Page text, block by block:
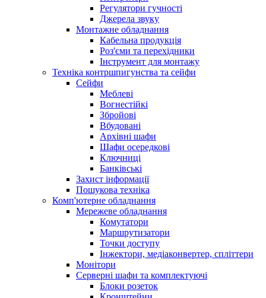
Регулятори гучності
Джерела звуку
Монтажне обладнання
Кабельна продукція
Роз'єми та перехідники
Інструмент для монтажу
Техніка контршпигунства та сейфи
Сейфи
Меблеві
Вогнестійкі
Збройові
Вбудовані
Архівні шафи
Шафи осередкові
Ключниці
Банківські
Захист інформації
Пошукова техніка
Комп'ютерне обладнання
Мережеве обладнання
Комутатори
Маршрутизатори
Точки доступу
Інжектори, медіаконвертер, спліттери
Монітори
Серверні шафи та комплектуючі
Блоки розеток